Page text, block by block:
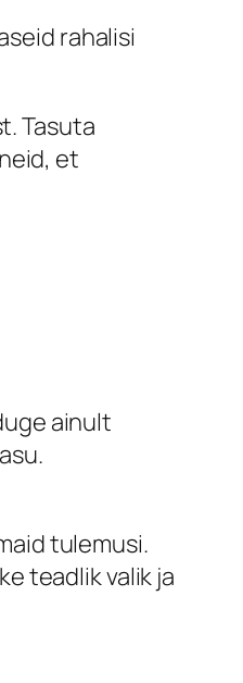
rahalisi
Tasuta
et
ainult
tulemusi.
teadlik valik ja